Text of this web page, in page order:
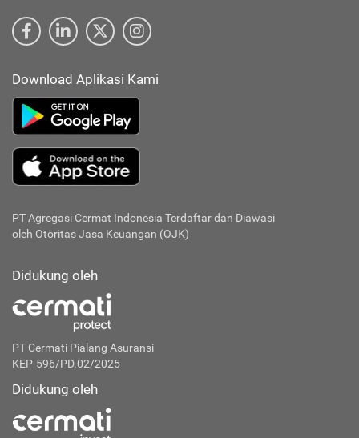
Download Aplikasi Kami
PT Agregasi Cermat Indonesia Terdaftar dan Diawasi
oleh Otoritas Jasa Keuangan (OJK)
Didukung oleh
PT Cermati Pialang Asuransi
KEP-596/PD.02/2025
Didukung oleh